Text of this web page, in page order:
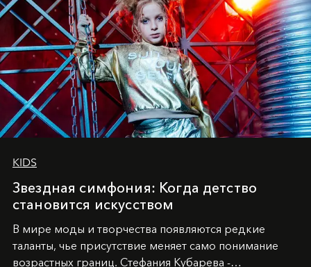
KIDS
Звездная симфония: Когда детство
становится искусством
В мире моды и творчества появляются редкие
таланты, чье присутствие меняет само понимание
возрастных границ. Стефания Кубарева -